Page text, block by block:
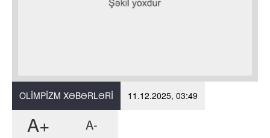
OLIMPIZM XƏBƏRLƏRI 11.12.2025, 03:49
A+ A-